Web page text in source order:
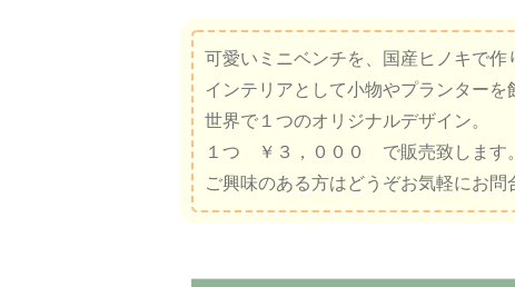
可愛いミニベンチを、国産ヒノキで作
インテリアとして小物やプランターを
世界で１つのオリジナルデザイン。
１つ ￥３，０００ で販売致します。
ご興味のある方はどうぞお気軽にお問